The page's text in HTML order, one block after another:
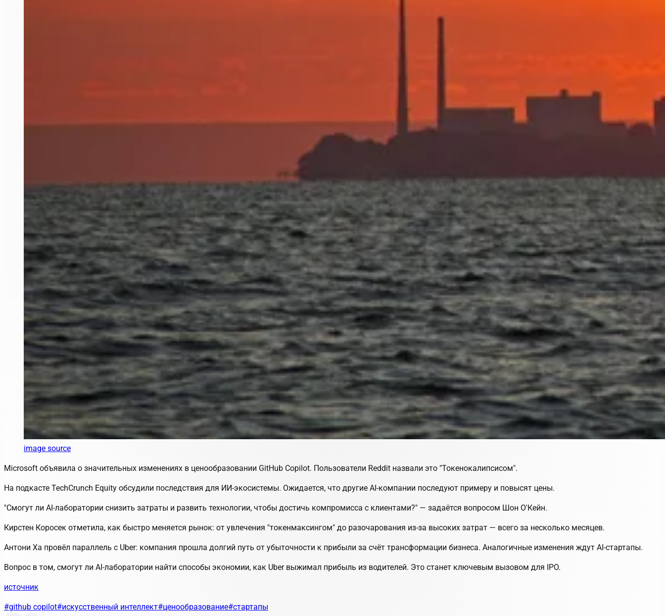
image source
Microsoft объявила о значительных изменениях в ценообразовании GitHub Copilot. Пользователи Reddit назвали это "Токенокалипсисом".
На подкасте TechCrunch Equity обсудили последствия для ИИ-экосистемы. Ожидается, что другие AI-компании последуют примеру и повысят цены.
"Смогут ли AI-лаборатории снизить затраты и развить технологии, чтобы достичь компромисса с клиентами?" — задаётся вопросом Шон О'Кейн.
Кирстен Коросек отметила, как быстро меняется рынок: от увлечения "токенмаксингом" до разочарования из-за высоких затрат — всего за несколько месяцев.
Антони Ха провёл параллель с Uber: компания прошла долгий путь от убыточности к прибыли за счёт трансформации бизнеса. Аналогичные изменения ждут AI-стартапы.
Вопрос в том, смогут ли AI-лаборатории найти способы экономии, как Uber выжимал прибыль из водителей. Это станет ключевым вызовом для IPO.
источник
#github copilot#искусственный интеллект#ценообразование#стартапы